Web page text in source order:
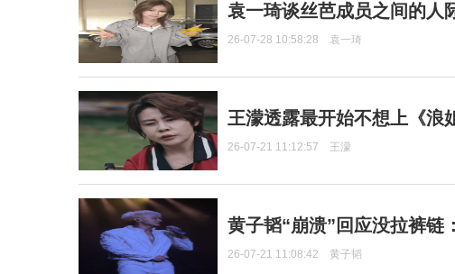
袁一琦谈丝芭成员之间的人
26-07-28 10:58:28 袁一琦
王濛透露最开始不想上《浪
26-07-21 11:12:57 王濛
黄子韬“崩溃”回应没拉裤链
26-07-21 11:08:42 黄子韬